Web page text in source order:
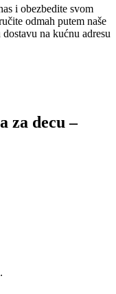
i obezbedite svom
odmah putem naše
na kućnu adresu
za decu –